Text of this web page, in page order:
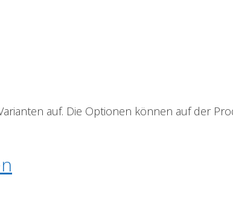
auf. Die Optionen können auf der